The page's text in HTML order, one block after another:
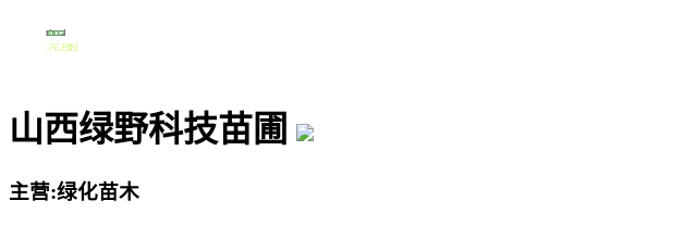
山西绿野科技苗圃
主营:绿化苗木